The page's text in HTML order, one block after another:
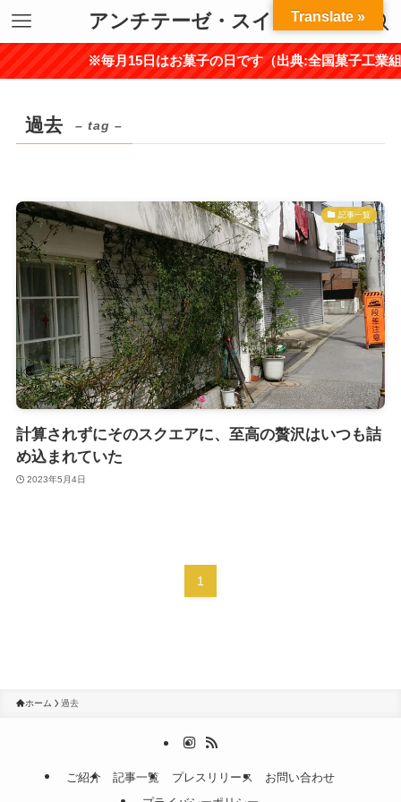
アンチテーゼ・スイーツ
※毎月15日はお菓子の日です（出典:全国菓子工業組
過去 – tag –
記事一覧
計算されずにそのスクエアに、至高の贅沢はいつも詰
め込まれていた
2023年5月4日
1
ホーム 過去
ご紹介 記事一覧 プレスリリース
お問い合わせ
Translate »